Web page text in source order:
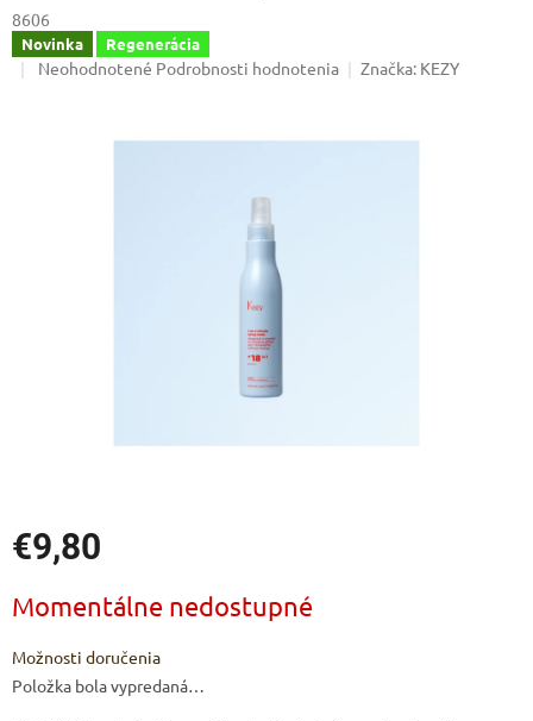
8606
Novinka Regenerácia
Priemerné
Neohodnotené Podrobnosti hodnotenia Značka: KEZY
€9,80
cena:
Momentálne nedostupné
Možnosti doručenia
Položka bola vypredaná…